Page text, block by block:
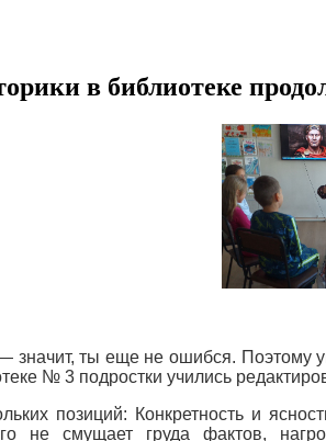
в библиотеке
ты еще не ошибся. Поэтому
№ 3 подростки учились
позиций: Конкретность и
не смущает груда фактов,